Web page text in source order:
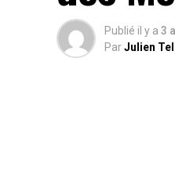
Publié il y a 3
ParJulien